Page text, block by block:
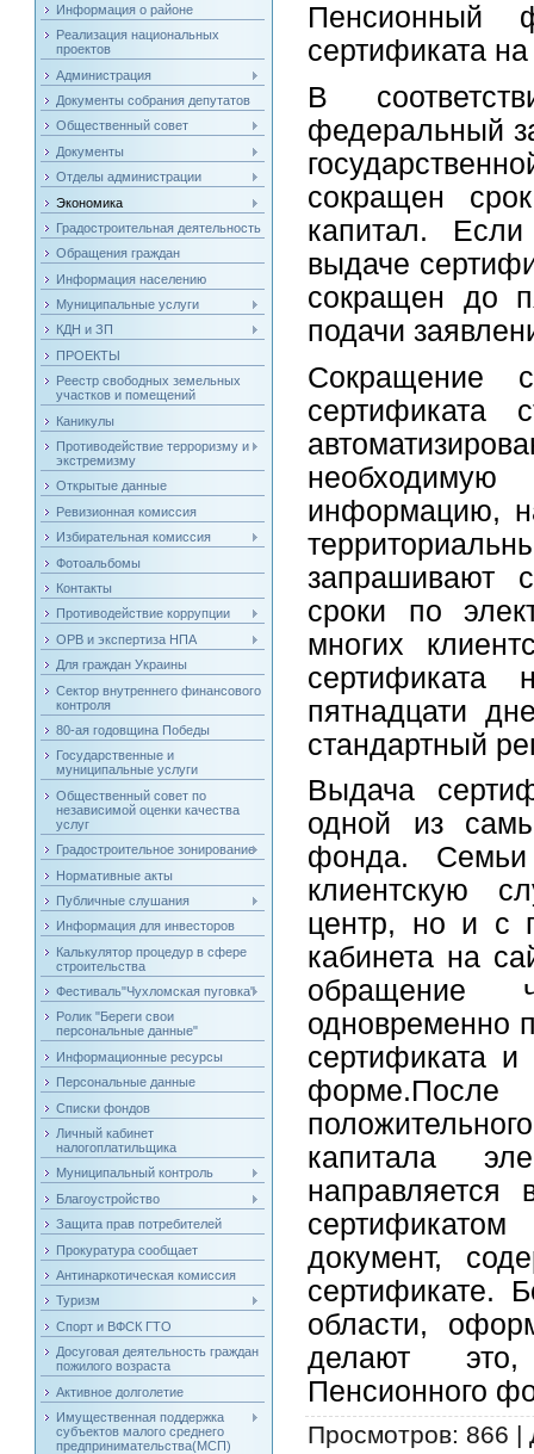
Информация о районе
Реализация национальных
проектов
Администрация
Документы собрания депутатов
Общественный совет
Документы
Отделы администрации
Экономика
Градостроительная деятельность
Обращения граждан
Информация населению
Муниципальные услуги
КДН и ЗП
ПРОЕКТЫ
Реестр свободных земельных
участков и помещений
Каникулы
Противодействие терроризму и
экстремизму
Открытые данные
Ревизионная комиссия
Избирательная комиссия
Фотоальбомы
Контакты
Противодействие коррупции
ОРВ и экспертиза НПА
Для граждан Украины
Сектор внутреннего финансового
контроля
80-ая годовщина Победы
Государственные и
муниципальные услуги
Общественный совет по
независимой оценки качества
услуг
Градостроительное зонирование
Нормативные акты
Публичные слушания
Информация для инвесторов
Калькулятор процедур в сфере
строительства
Фестиваль"Чухломская пуговка"
Ролик "Береги свои
персональные данные"
Информационные ресурсы
Персональные данные
Списки фондов
Личный кабинет
налогоплатильщика
Муниципальный контроль
Благоустройство
Защита прав потребителей
Прокуратура сообщает
Антинаркотическая комиссия
Туризм
Спорт и ВФСК ГТО
Досуговая деятельность граждан
пожилого возраста
Активное долголетие
Имущественная поддержка
субъектов малого среднего
предпринимательства(МСП)
Пенсионный
сертификата
В
федеральный
сокращен
капитал.
выдаче
сокращен до
подачи
Сокращение
сертификата
информацию,
запрашивают
сроки по
многих
сертификата
пятнадцати
стандартный
Выдача
одной из
фонда. Семьи
клиентскую
центр, но и с
кабинета на
обращение
одновременно
сертификата и
капитала
документ,
сертификате.
области,
делают это,
Пенсионного
Просмотров: 866 |